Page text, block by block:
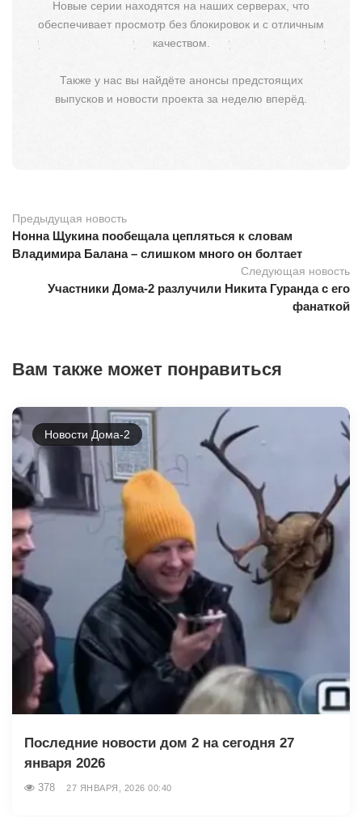
Новые серии находятся на наших серверах, что
обеспечивает просмотр без блокировок и с отличным
качеством.
Также у нас вы найдёте анонсы предстоящих
выпусков и новости проекта за неделю вперёд.
Предыдущая новость
Нонна Щукина пообещала цепляться к словам
Владимира Балана – слишком много он болтает
Следующая новость
Участники Дома-2 разлучили Никита Гуранда с его
фанаткой
Вам также может понравиться
Новости Дома-2
Последние новости дом 2 на сегодня 27
января 2026
378 27 ЯНВАРЯ, 2026 00:40